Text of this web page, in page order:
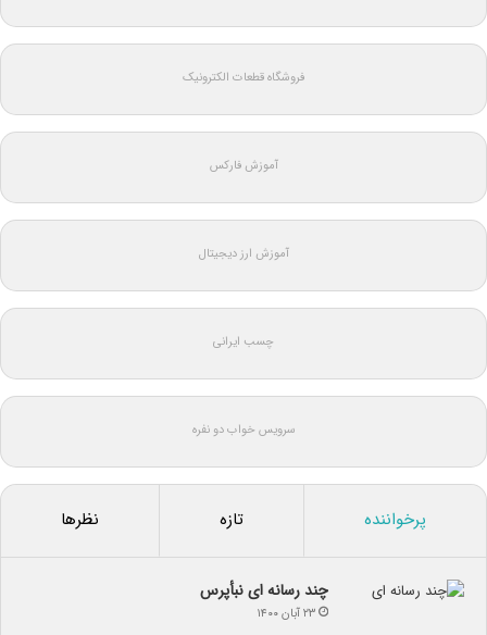
فروشگاه قطعات الکترونیک
آموزش فارکس
آموزش ارز دیجیتال
چسب ایرانی
سرویس خواب دو نفره
پرخواننده تازه نظرها
چند رسانه ای نبأپرس
۲۳ آبان ۱۴۰۰